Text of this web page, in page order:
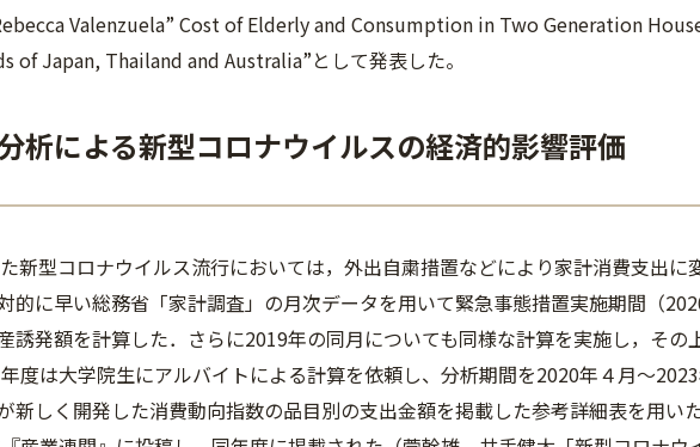
Valenzuela” Cost of Elderly and Consumption in Two Generation
of Japan, Thailand and Australia”として発表した。
析による新型コロナウイルスの経済的影響評価
新型コロナウイルス流行においては，外出自粛措置などにより家計消費支出に
的に早い総務省「家計調査」の月次データを用いて緊急事態措置実施期間（
誘発額を計算した．さらに2019年の同月についても同様な計算を実施し，その
度は大学院生にアルバイトによる計算を依頼し、分析期間を2020年４月～
新しく開発した消費動向指数の品目別の支出金額を掲載した参考詳細表を用い